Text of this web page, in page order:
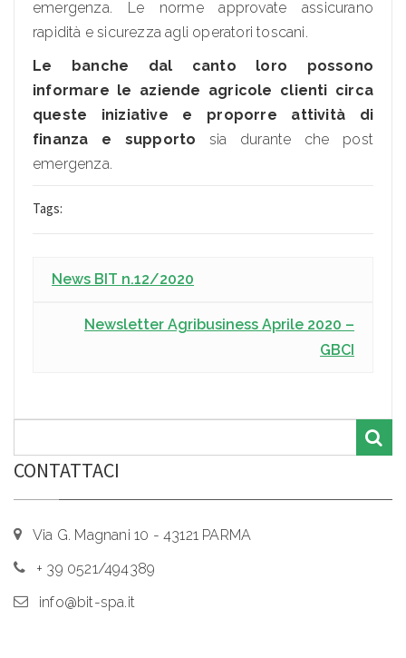
emergenza. Le norme approvate assicurano
rapidità e sicurezza agli operatori toscani.
Le banche dal canto loro possono
informare le aziende agricole clienti circa
queste iniziative e proporre attività di
finanza e supporto sia durante che post
emergenza.
Tags:
News BIT n.12/2020
Newsletter Agribusiness Aprile 2020 –
GBCI
CONTATTACI
Via G. Magnani 10 - 43121 PARMA
+ 39 0521/494389
info@bit-spa.it